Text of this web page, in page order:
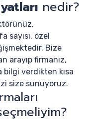
nedir?
sayısı, özel
Bize
arayıp firmanız,
bilgi verdikten kısa
size sunuyoruz.